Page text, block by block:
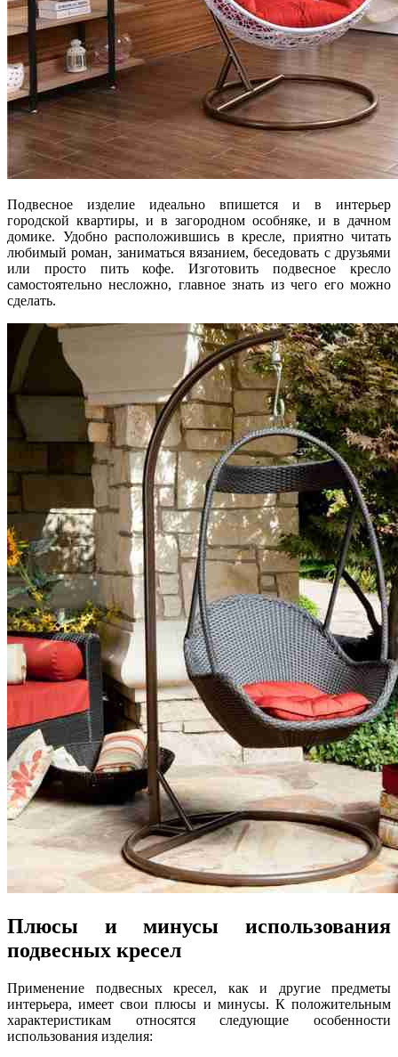
Подвесное изделие идеально впишется и в интерьер
городской квартиры, и в загородном особняке, и в дачном
домике. Удобно расположившись в кресле, приятно читать
любимый роман, заниматься вязанием, беседовать с друзьями
или просто пить кофе. Изготовить подвесное кресло
самостоятельно несложно, главное знать из чего его можно
сделать.
Плюсы и минусы использования
подвесных кресел
Применение подвесных кресел, как и другие предметы
интерьера, имеет свои плюсы и минусы. К положительным
характеристикам относятся следующие особенности
использования изделия: